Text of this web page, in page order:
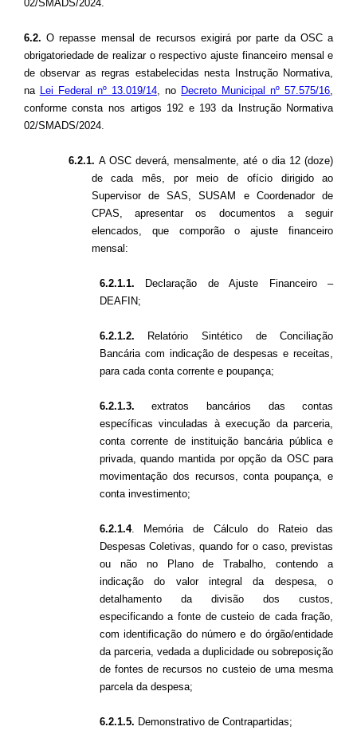
02/SMADS/2024.
6.2. O repasse mensal de recursos exigirá por parte da OSC a
obrigatoriedade de realizar o respectivo ajuste financeiro mensal e
de observar as regras estabelecidas nesta Instrução Normativa,
na Lei Federal nº 13.019/14, no Decreto Municipal nº 57.575/16,
conforme consta nos artigos 192 e 193 da Instrução Normativa
02/SMADS/2024.
6.2.1. A OSC deverá, mensalmente, até o dia 12 (doze)
de cada mês, por meio de ofício dirigido ao
Supervisor de SAS, SUSAM e Coordenador de
CPAS, apresentar os documentos a seguir
elencados, que comporão o ajuste financeiro
mensal:
6.2.1.1.
Declaração de Ajuste Financeiro –
DEAFIN;
6.2.1.2. Relatório Sintético de Conciliação
Bancária com indicação de despesas e receitas,
para cada conta corrente e poupança;
6.2.1.3. extratos bancários das contas
específicas vinculadas à execução da parceria,
conta corrente de instituição bancária pública e
privada, quando mantida por opção da OSC para
movimentação dos recursos, conta poupança, e
conta investimento;
6.2.1.4. Memória de Cálculo do Rateio das
Despesas Coletivas, quando for o caso, previstas
ou não no Plano de Trabalho, contendo a
indicação do valor integral da despesa, o
detalhamento da divisão dos custos,
especificando a fonte de custeio de cada fração,
com identificação do número e do órgão/entidade
da parceria, vedada a duplicidade ou sobreposição
de fontes de recursos no custeio de uma mesma
parcela da despesa;
6.2.1.5. Demonstrativo de Contrapartidas;